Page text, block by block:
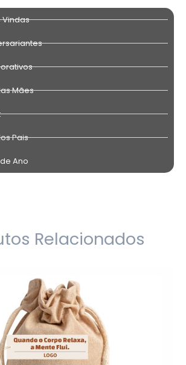
Vindas
Mães
Pais
Ano
Relacionados